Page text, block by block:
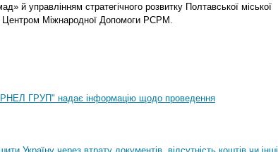
й управлінням стратегічного розвитку Полтавської міської
Міжнародної Допомоги PCPM.
ГРУП" надає інформацію щодо проведення